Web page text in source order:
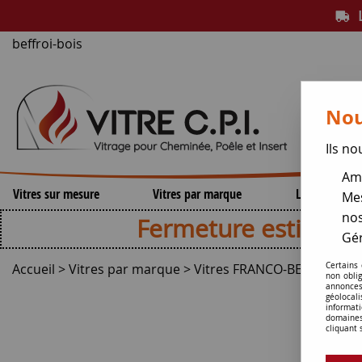
beffroi-bois
Vitres sur mesure Vitres par marque Lamelles de
Fermeture estivale ,
Accueil >Vitres par marque >Vitres FRANCO-BELGE >
Ils
Certains
non
cliquant